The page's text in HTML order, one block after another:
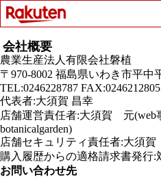
会社概要
農業生産法人有限会社磐植
〒970-8002 福島県いわき市平中
TEL:0246228787 FAX:0246212805
代表者:大須賀 昌幸
店舗運営責任者:大須賀 元
botanicalgarden)
店舗セキュリティ責任者:大須
購入履歴からの適格請求書発行:
お問い合わせ先